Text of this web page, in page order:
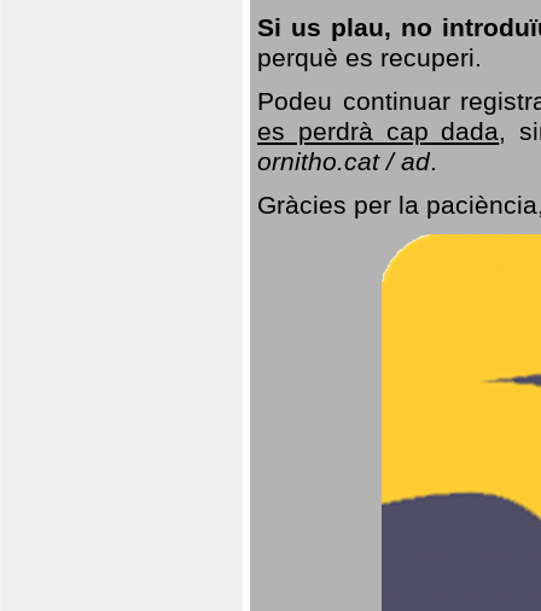
Si us plau, no
perquè es recuperi.
Podeu continuar
es perdrà cap dada,
ornitho.cat / ad.
Gràcies per la